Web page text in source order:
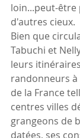
loin...peut-être
d'autres cieux.
Bien que
Tabuchi et
leurs
randonneurs
de la France
centres villes
grangeons de
datées, ses